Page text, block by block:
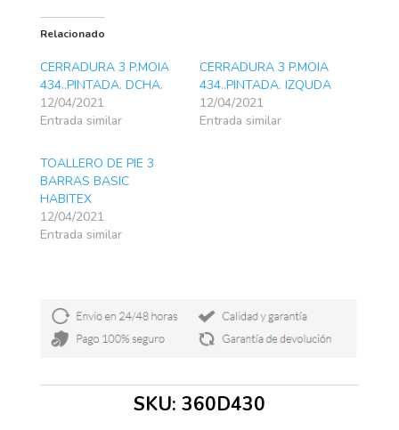
Relacionado
CERRADURA 3 P.MOIA
434..PINTADA. DCHA.
12/04/2021
Entrada similar
CERRADURA 3 P.MOIA
434..PINTADA. IZQUDA
12/04/2021
Entrada similar
TOALLERO DE PIE 3
BARRAS BASIC
HABITEX
12/04/2021
Entrada similar
SKU: 360D430